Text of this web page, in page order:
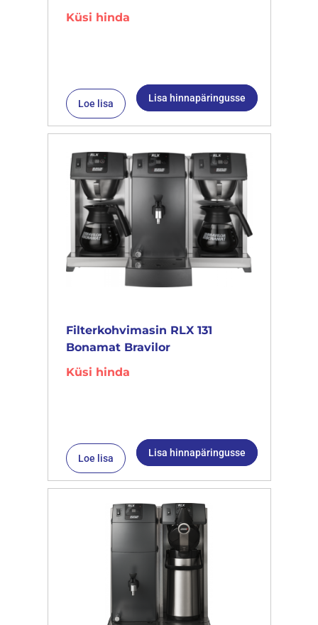
Küsi hinda
Loe lisa Lisa hinnapäringusse
Filterkohvimasin RLX 131
Bonamat Bravilor
Küsi hinda
Loe lisa Lisa hinnapäringusse